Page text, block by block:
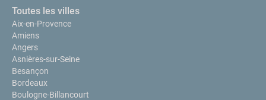
Toutes les villes
Aix-en-Provence
Amiens
Angers
Asnières-sur-Seine
Besançon
Bordeaux
Boulogne-Billancourt